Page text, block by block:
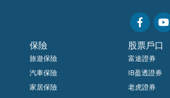
保險
旅遊保險
汽車保險
家居保險
股票戶口
富途證券
IB盈透證券
老虎證券